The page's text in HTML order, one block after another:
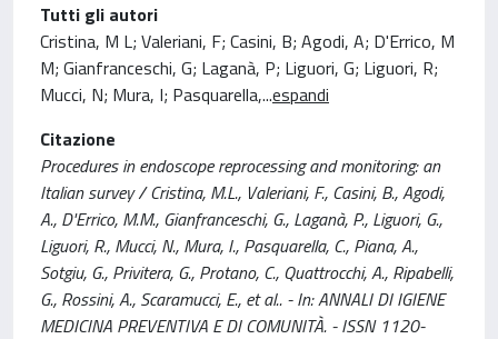
Tutti gli autori
Cristina, M L; Valeriani, F; Casini, B; Agodi, A; D'Errico, M
M; Gianfranceschi, G; Laganà, P; Liguori, G; Liguori, R;
Mucci, N; Mura, I; Pasquarella,...espandi
Citazione
Procedures in endoscope reprocessing and monitoring: an
Italian survey / Cristina, M.L., Valeriani, F., Casini, B., Agodi,
A., D'Errico, M.M., Gianfranceschi, G., Laganà, P., Liguori, G.,
Liguori, R., Mucci, N., Mura, I., Pasquarella, C., Piana, A.,
Sotgiu, G., Privitera, G., Protano, C., Quattrocchi, A., Ripabelli,
G., Rossini, A., Scaramucci, E., et al.. - In: ANNALI DI IGIENE
MEDICINA PREVENTIVA E DI COMUNITÀ. - ISSN 1120-